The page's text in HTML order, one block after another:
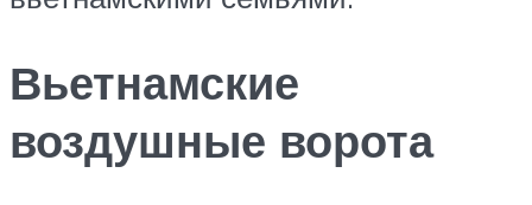
Вьетнамские
воздушные ворота